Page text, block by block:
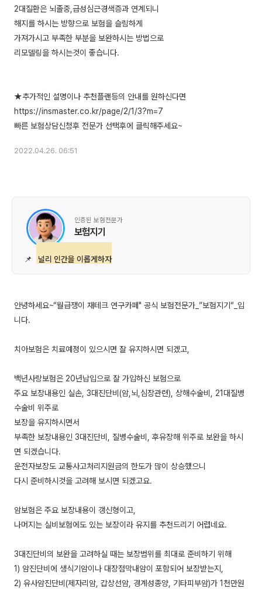
2대질환은 뇌졸중,급성심근경색증과 연계되니
해지를 하시는 방향으로 보험을 슬림하게
가져가시고 부족한 부분을 보완하시는 방법으로
리모델링을 하시는것이 좋습니다.
★추가적인 설명이나 추천플랜등의 안내를 원하신다면
https://insmaster.co.kr/page/2/1/3?m=7
2022.04.26. 06:51
인증된 보험전문가
보험지기
📌 널리 인간을 이롭게하자
안녕하세요~“월급쟁이 재테크 연구카페" 공식 보험전문가_”보험지기“_입
니다.
치아보험은 치료예정이 있으시면 잘 유지하시면 되겠고,
백년사랑보험은 20년납입으로 잘 가입하신 보험으로
주요 보장내용인 실손, 3대진단비(암,뇌,심장관련), 상해수술비, 21대질병
수술비 위주로
보장을 유지하시면서
부족한 보장내용인 3대진단비, 질병수술비, 후유장해 위주로 보완을 하시
면 되겠습니다.
운전자보장도 교통사고처리지원금의 한도가 많이 상승했으니
다시 준비하시것을 고려해 보시면 되겠고요.
암보험은 주요 보장내용이 갱신형이고,
나머지는 실비보험에도 있는 보장이라 유지를 추천드리기 어렵네요.
3대진단비의 보완을 고려하실 때는 보장범위를 최대로 준비하기 위해
1) 암진단비에 생식기암이나 대장점막내암이 포함되어 보장받는지,
2) 유사암진단비(제자리암, 갑상선암, 경계성종양, 기타피부암)가 1천만원